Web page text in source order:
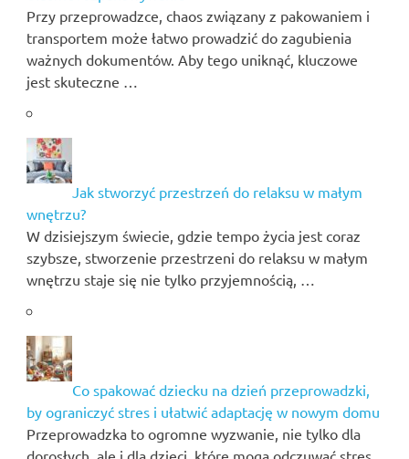
Przy przeprowadzce, chaos związany z pakowaniem i
transportem może łatwo prowadzić do zagubienia
ważnych dokumentów. Aby tego uniknąć, kluczowe
jest skuteczne …
Jak stworzyć przestrzeń do relaksu w małym
wnętrzu?
W dzisiejszym świecie, gdzie tempo życia jest coraz
szybsze, stworzenie przestrzeni do relaksu w małym
wnętrzu staje się nie tylko przyjemnością, …
Co spakować dziecku na dzień przeprowadzki,
by ograniczyć stres i ułatwić adaptację w nowym domu
Przeprowadzka to ogromne wyzwanie, nie tylko dla
dorosłych, ale i dla dzieci, które mogą odczuwać stres